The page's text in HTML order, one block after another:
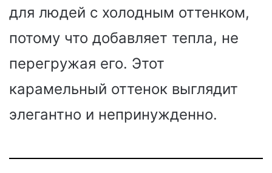
для людей с холодным оттенком,
потому что добавляет тепла, не
перегружая его. Этот
карамельный оттенок выглядит
элегантно и непринужденно.